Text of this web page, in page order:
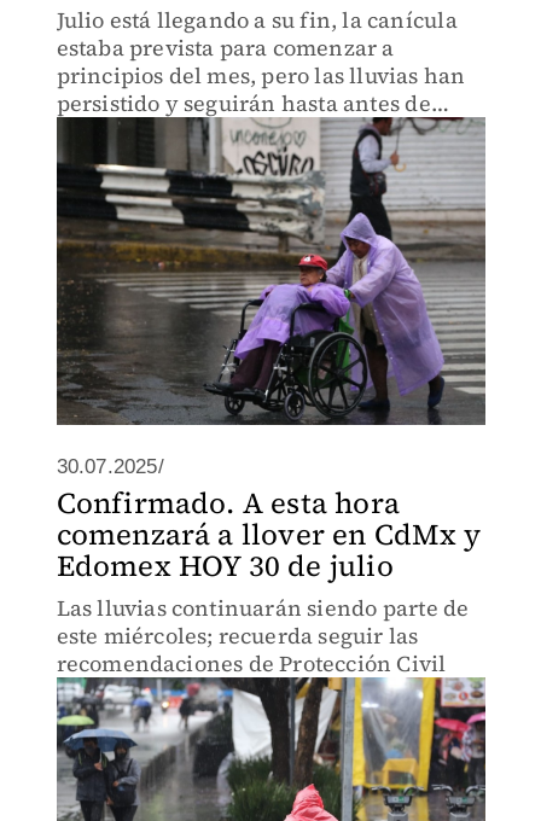
Julio está llegando a su fin, la canícula
estaba prevista para comenzar a
principios del mes, pero las lluvias han
persistido y seguirán hasta antes de
empezar agosto
30.07.2025/
Confirmado. A esta hora
comenzará a llover en CdMx y
Edomex HOY 30 de julio
Las lluvias continuarán siendo parte de
este miércoles; recuerda seguir las
recomendaciones de Protección Civil